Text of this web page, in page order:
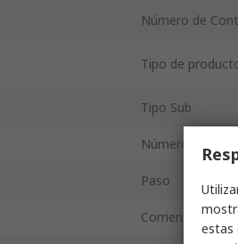
Número de
Tipo de
Tipo Sub
Número de filas
Paso
Corriente
estas